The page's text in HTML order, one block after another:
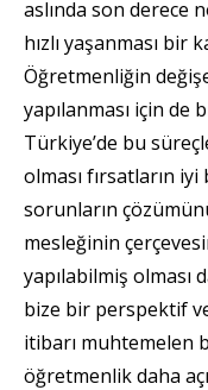
aslında son derece
hızlı yaşanması
Öğretmenliğin
yapılanması için de
Türkiye’de bu
olması fırsatların iyi
sorunların
mesleğinin
yapılabilmiş olması
bize bir perspektif
itibarı muhtemelen
öğretmenlik daha